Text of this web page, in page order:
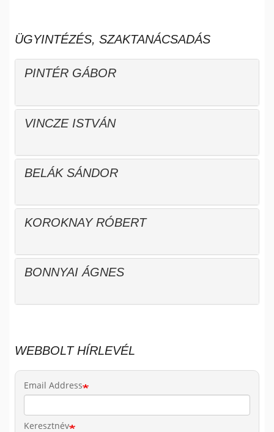
ÜGYINTÉZÉS, SZAKTANÁCSADÁS
PINTÉR GÁBOR
VINCZE ISTVÁN
BELÁK SÁNDOR
KOROKNAY RÓBERT
BONNYAI ÁGNES
WEBBOLT HÍRLEVÉL
Email Address
Keresztnév